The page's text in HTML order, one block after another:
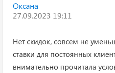
Оксана
27.09.2023 19:11
Нет скидок, совсем не
ставки для постоянных
внимательно прочитала